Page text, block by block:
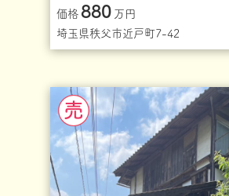
価格 880 万円
埼玉県秩父市近戸町7-42